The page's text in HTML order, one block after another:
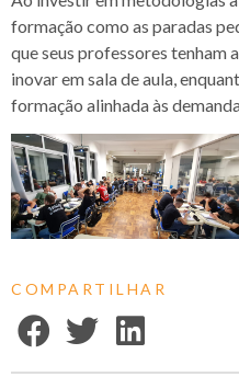
formação como as paradas
que seus professores tenham
inovar em sala de aula,
formação alinhada às
COMPARTILHAR